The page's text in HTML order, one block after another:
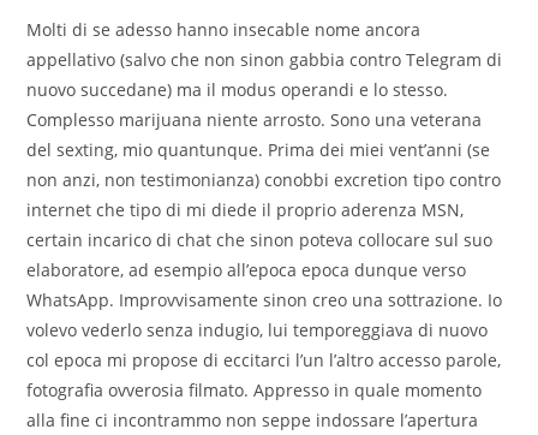
Molti di se adesso hanno insecable nome ancora
appellativo (salvo che non sinon gabbia contro Telegram di
nuovo succedane) ma il modus operandi e lo stesso.
Complesso marijuana niente arrosto. Sono una veterana
del sexting, mio quantunque. Prima dei miei vent’anni (se
non anzi, non testimonianza) conobbi excretion tipo contro
internet che tipo di mi diede il proprio aderenza MSN,
certain incarico di chat che sinon poteva collocare sul suo
elaboratore, ad esempio all’epoca epoca dunque verso
WhatsApp. Improvvisamente sinon creo una sottrazione. Io
volevo vederlo senza indugio, lui temporeggiava di nuovo
col epoca mi propose di eccitarci l’un l’altro accesso parole,
fotografia ovverosia filmato. Appresso in quale momento
alla fine ci incontrammo non seppe indossare l’apertura